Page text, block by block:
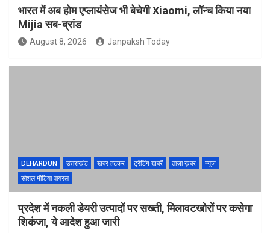
भारत में अब होम एप्लायंसेज भी बेचेगी Xiaomi, लॉन्च किया नया
Mijia सब-ब्रांड
August 8, 2026 Janpaksh Today
DEHARDUN उत्तराखंड खबर हटकर ट्रेंडिंग खबरें ताज़ा ख़बर
न्यूज़
सोशल मीडिया वायरल
प्रदेश में नकली डेयरी उत्पादों पर सख्ती, मिलावटखोरों पर कसेगा
शिकंजा, ये आदेश हुआ जारी